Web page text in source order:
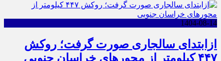
1404-08-14
ازابتدای سالجاری صورت گرفت؛ روکش
۴۴۷ کیلومتر از محورهای خراسان جنوبی